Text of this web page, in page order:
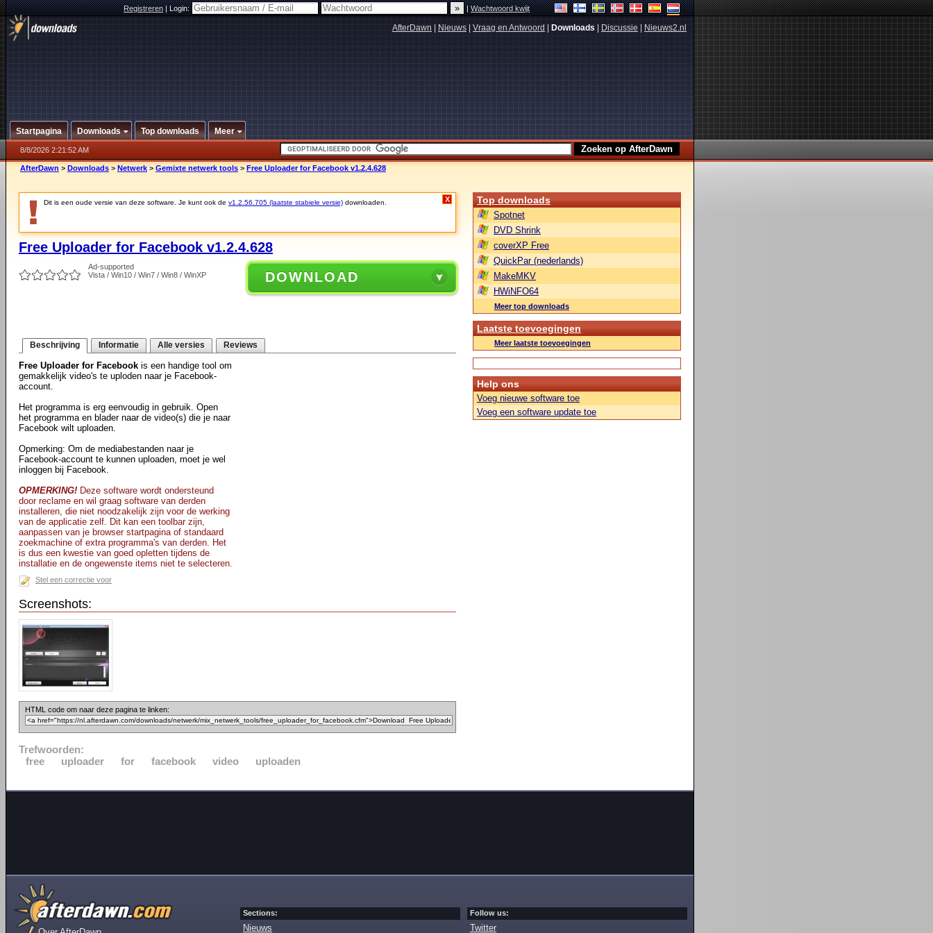
Registreren|Login: |Wachtwoord kwijt
AfterDawn Nieuws Vraag en Antwoord Downloads Discussie Nieuws2.nl
Startpagina Downloads Top downloads Meer
8/8/2026 2:21:52 AM
AfterDawn > Downloads > Netwerk > Gemixte netwerk tools > Free Uploader for Facebook v1.2.4.628
Dit is een oude versie van deze software. Je kunt ook de v1.2.56.705 (laatste stabiele versie) downloaden. X
Free Uploader for Facebook v1.2.4.628
Ad-supported
Vista / Win10 / Win7 / Win8 / WinXP
DOWNLOAD
Beschrijving Informatie Alle versies Reviews
Free Uploader for Facebook is een handige tool om
gemakkelijk video's te uploden naar je Facebook-
account.
Het programma is erg eenvoudig in gebruik. Open
het programma en blader naar de video(s) die je naar
Facebook wilt uploaden.
Opmerking: Om de mediabestanden naar je
Facebook-account te kunnen uploaden, moet je wel
inloggen bij Facebook.
OPMERKING! Deze software wordt ondersteund
door reclame en wil graag software van derden
installeren, die niet noodzakelijk zijn voor de werking
van de applicatie zelf. Dit kan een toolbar zijn,
aanpassen van je browser startpagina of standaard
zoekmachine of extra programma's van derden. Het
is dus een kwestie van goed opletten tijdens de
installatie en de ongewenste items niet te selecteren.
Stel een correctie voor
Screenshots:
HTML code om naar deze pagina te linken:
Trefwoorden:
free
uploader for facebook video uploaden
Top downloads
Spotnet
DVD Shrink
coverXP Free
QuickPar (nederlands)
MakeMKV
HWiNFO64
Meer top downloads
Laatste toevoegingen
Meer laatste toevoegingen
Help ons
Voeg nieuwe software toe
Voeg een software update toe
Sections:
Nieuws
Follow us:
Twitter